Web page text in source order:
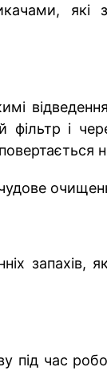
які
фільтр і
під час